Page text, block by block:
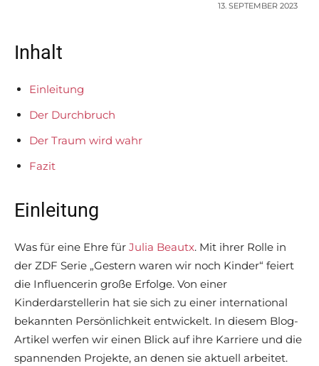
13. SEPTEMBER 2023
Inhalt
Einleitung
Der Durchbruch
Der Traum wird wahr
Fazit
Einleitung
Was für eine Ehre für Julia Beautx. Mit ihrer Rolle in
der ZDF Serie „Gestern waren wir noch Kinder“ feiert
die Influencerin große Erfolge. Von einer
Kinderdarstellerin hat sie sich zu einer international
bekannten Persönlichkeit entwickelt. In diesem Blog-
Artikel werfen wir einen Blick auf ihre Karriere und die
spannenden Projekte, an denen sie aktuell arbeitet.